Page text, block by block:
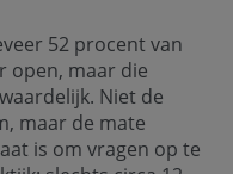
52 procent van
open, maar die
Niet de
maar de mate
is om vragen op te